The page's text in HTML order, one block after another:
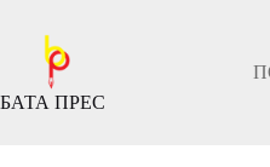
содржината
БАТА ПРЕС